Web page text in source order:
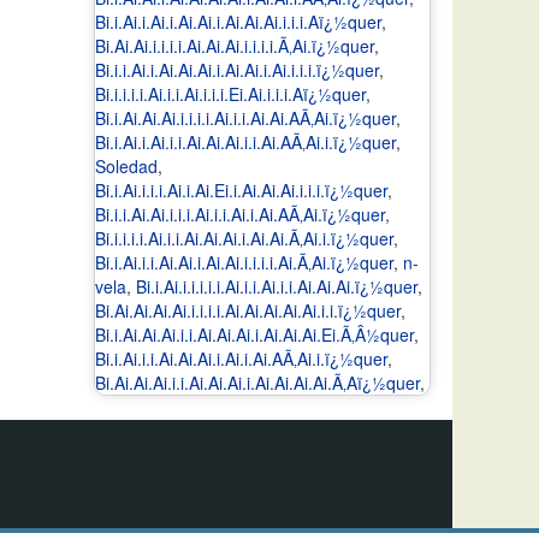
Bi.i.Ai.i.Ai.i.Ai.Ai.i.Ai.Ai.Ai.i.i.i.Aï¿½quer,
Bi.Ai.Ai.i.i.i.i.Ai.Ai.Ai.i.i.i.i.Ã‚Ai.ï¿½quer,
Bi.i.i.Ai.i.Ai.Ai.Ai.i.Ai.Ai.i.Ai.i.i.i.ï¿½quer,
Bi.i.i.i.i.Ai.i.i.Ai.i.i.i.Ei.Ai.i.i.i.Aï¿½quer,
Bi.i.Ai.Ai.Ai.i.i.i.i.Ai.i.i.Ai.Ai.AÃ‚Ai.ï¿½quer,
Bi.i.Ai.i.Ai.i.i.Ai.Ai.Ai.i.i.Ai.AÃ‚Ai.i.ï¿½quer,
Soledad,
Bi.i.Ai.i.i.i.Ai.i.Ai.Ei.i.Ai.Ai.Ai.i.i.i.ï¿½quer,
Bi.i.i.Ai.Ai.i.i.i.Ai.i.i.Ai.i.Ai.AÃ‚Ai.ï¿½quer,
Bi.i.i.i.i.Ai.i.i.Ai.Ai.Ai.i.Ai.Ai.Ã‚Ai.i.ï¿½quer,
Bi.i.Ai.i.i.Ai.Ai.i.Ai.Ai.i.i.i.i.Ai.Ã‚Ai.ï¿½quer, n-
vela, Bi.i.Ai.i.i.i.i.i.Ai.i.i.Ai.i.i.Ai.Ai.Ai.ï¿½quer,
Bi.Ai.Ai.Ai.Ai.i.i.i.i.Ai.Ai.Ai.Ai.Ai.i.i.ï¿½quer,
Bi.i.Ai.Ai.Ai.i.i.Ai.Ai.Ai.i.Ai.Ai.Ai.Ei.Ã‚Â½quer,
Bi.i.Ai.i.i.Ai.Ai.Ai.i.Ai.i.Ai.AÃ‚Ai.i.ï¿½quer,
Bi.Ai.Ai.Ai.i.i.Ai.Ai.Ai.i.Ai.Ai.Ai.Ai.Ã‚Aï¿½quer,